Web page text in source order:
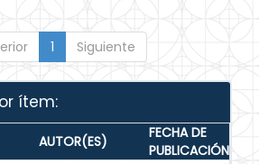
1 Siguiente
ítem:
AUTOR(ES)
FECHA DE
PUBLICACIÓN